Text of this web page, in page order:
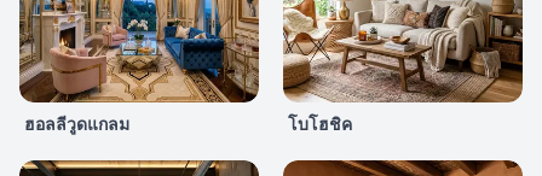
ฮอลลีวูดแกลม โบโฮชิค